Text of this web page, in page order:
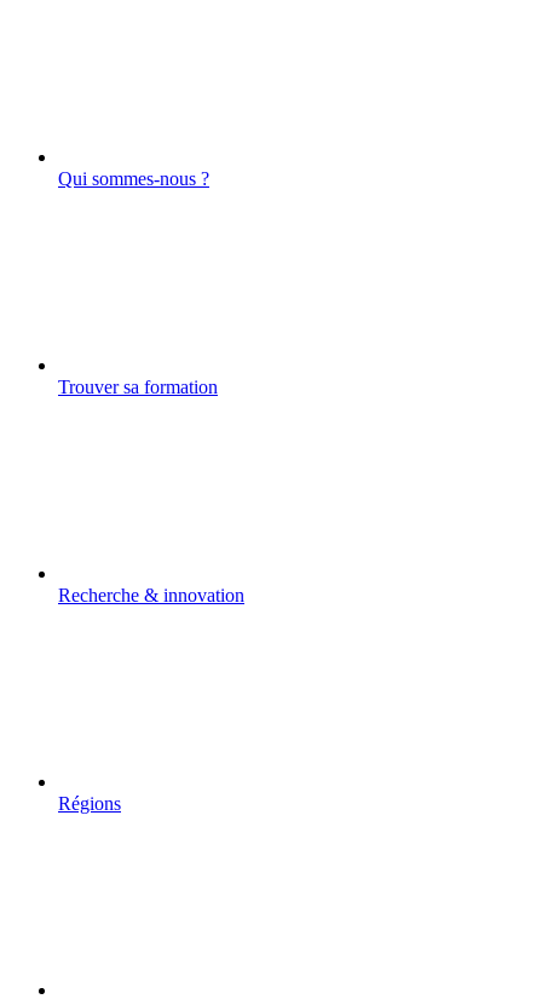
Qui sommes-nous ?
Trouver sa formation
Recherche & innovation
Régions